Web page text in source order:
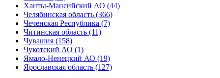
Ханты-Мансийский АО (44)
Челябинская область (366)
Чеченская Республика (7)
Читинская область (11)
Чувашия (158)
Чукотский АО (1)
Ямало-Ненецкий АО (19)
Ярославская область (127)